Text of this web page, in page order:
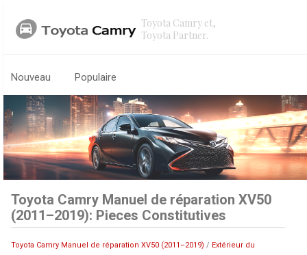
Toyota Camry et,
Toyota Partner.
Nouveau Populaire
Toyota Camry Manuel de réparation XV50
(2011–2019): Pieces Constitutives
Toyota Camry Manuel de réparation XV50 (2011–2019) / Extérieur du